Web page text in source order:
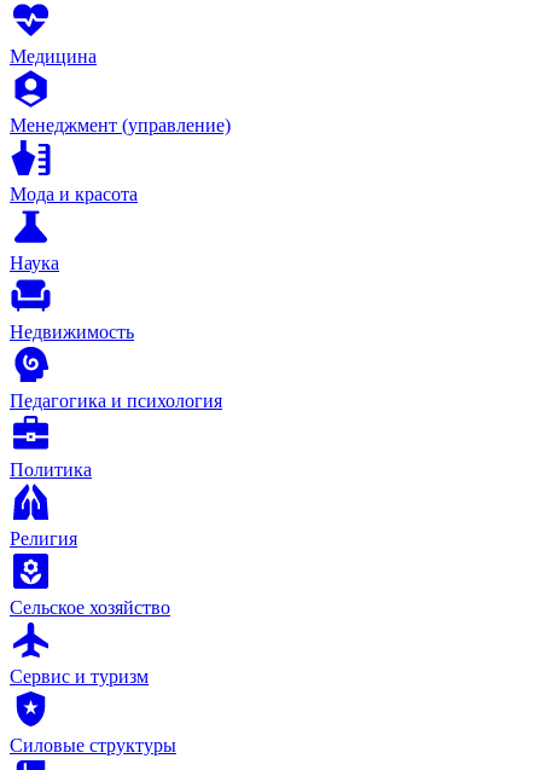
Медицина
Менеджмент (управление)
Мода и красота
Наука
Недвижимость
Педагогика и психология
Политика
Религия
Сельское хозяйство
Сервис и туризм
Силовые структуры